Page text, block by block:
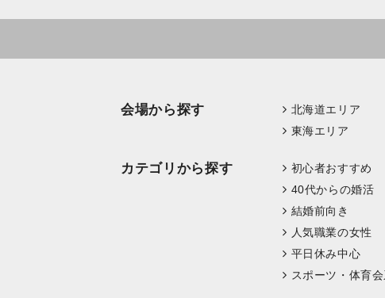
会場から探す 北海道エリア
東海エリア
カテゴリから探す 初心者おすすめ
40代からの婚活
結婚前向き
人気職業の女性
平日休み中心
スポーツ・体育会